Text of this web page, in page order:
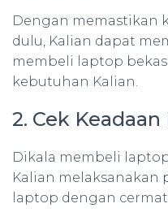
Dengan memastikan
dulu, Kalian dapat
membeli laptop
kebutuhan Kalian.
2. Cek
Dikala membeli
Kalian melaksanakan
laptop dengan